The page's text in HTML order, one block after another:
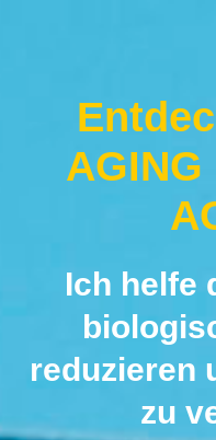
AGING
Ich helfe
reduzieren
zu